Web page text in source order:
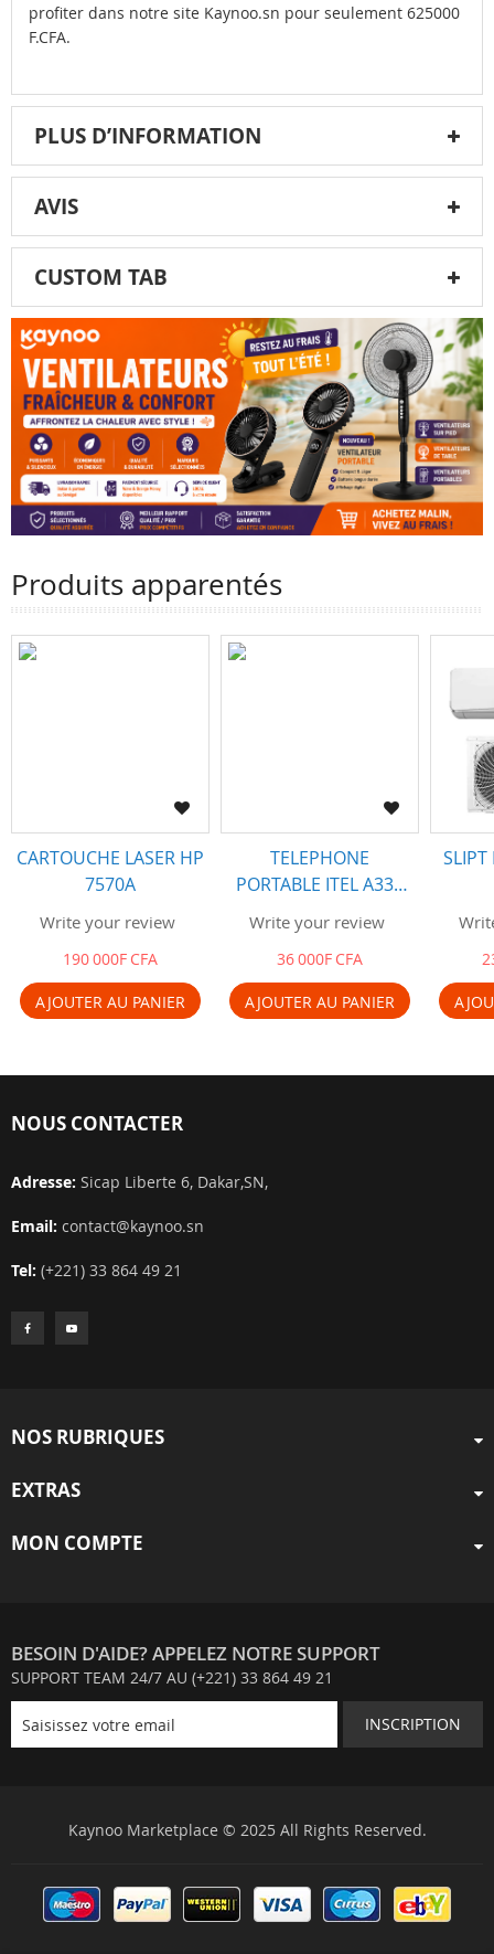
profiter dans notre site Kaynoo.sn pour seulement 625000
F.CFA.
PLUS D’INFORMATION
AVIS
CUSTOM TAB
Produits apparentés
CARTOUCHE LASER HP
7570A
Write your review
190 000F CFA
AJOUTER AU PANIER
TELEPHONE
PORTABLE ITEL A33|
Go| 5 / 2 MP
Write your review
36 000F CFA
AJOUTER AU PANIER
SLIPT
NOUS CONTACTER
Adresse: Sicap Liberte 6, Dakar,SN,
Email: contact@kaynoo.sn
Tel: (+221) 33 864 49 21
NOS RUBRIQUES
EXTRAS
MON COMPTE
BESOIN D'AIDE? APPELEZ NOTRE SUPPORT
SUPPORT TEAM 24/7 AU (+221) 33 864 49 21
INSCRIPTION
Kaynoo Marketplace © 2025 All Rights Reserved.